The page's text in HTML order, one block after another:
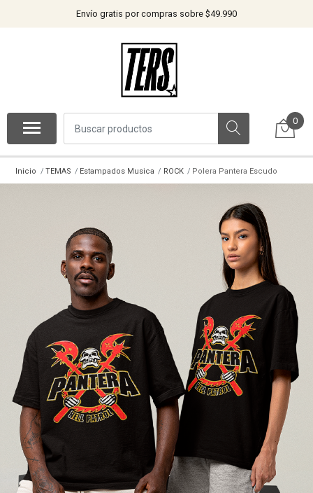
Envío gratis por compras sobre $49.990
0
Inicio TEMAS Estampados Musica ROCK Polera Pantera Escudo